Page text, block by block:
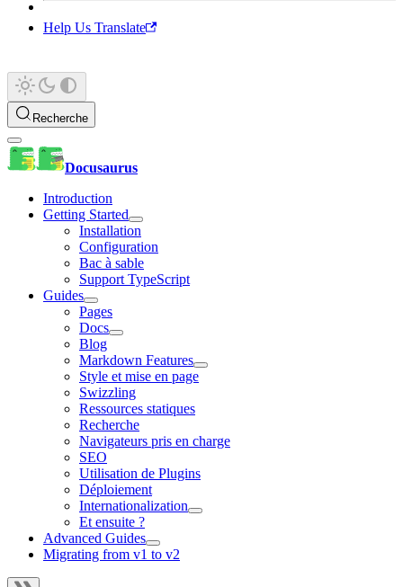
Help Us Translate
Recherche
Docusaurus
Introduction
Getting Started
Installation
Configuration
Bac à sable
Support TypeScript
Guides
Pages
Docs
Blog
Markdown Features
Style et mise en page
Swizzling
Ressources statiques
Recherche
Navigateurs pris en charge
SEO
Utilisation de Plugins
Déploiement
Internationalization
Et ensuite ?
Advanced Guides
Migrating from v1 to v2